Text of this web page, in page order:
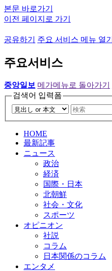
본문 바로가기
이전 페이지로 가기
공유하기 주요 서비스 메뉴 열기
주요서비스
중앙일보 메가메뉴로 돌아가기
검색어 입력폼
HOME
最新記事
ニュース
政治
経済
国際・日本
北朝鮮
社会・文化
スポーツ
オピニオン
社説
コラム
日本関係のコラム
エンタメ